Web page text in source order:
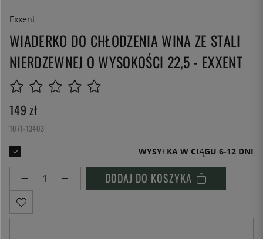
Exxent
WIADERKO DO CHŁODZENIA WINA ZE STALI
NIERDZEWNEJ O WYSOKOŚCI 22,5 - EXXENT
149 zł
1071-13403
WYSYŁKA W CIĄGU 6-12 DNI
DODAJ DO KOSZYKA